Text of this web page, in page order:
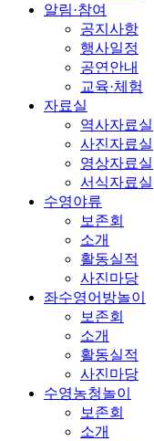
알림·참여
공지사항
행사일정
공연안내
교육·체험
자료실
역사자료실
사진자료실
영상자료실
서식자료실
수영야류
보존회
소개
활동실적
사진마당
좌수영어방놀이
보존회
소개
활동실적
사진마당
수영농청놀이
보존회
소개